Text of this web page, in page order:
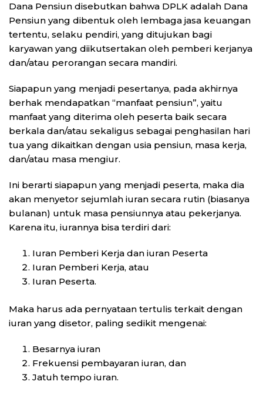
Dana Pensiun disebutkan bahwa DPLK adalah Dana
Pensiun yang dibentuk oleh lembaga jasa keuangan
tertentu, selaku pendiri, yang ditujukan bagi
karyawan yang diikutsertakan oleh pemberi kerjanya
dan/atau perorangan secara mandiri.
Siapapun yang menjadi pesertanya, pada akhirnya
berhak mendapatkan “manfaat pensiun”, yaitu
manfaat yang diterima oleh peserta baik secara
berkala dan/atau sekaligus sebagai penghasilan hari
tua yang dikaitkan dengan usia pensiun, masa kerja,
dan/atau masa mengiur.
Ini berarti siapapun yang menjadi peserta, maka dia
akan menyetor sejumlah iuran secara rutin (biasanya
bulanan) untuk masa pensiunnya atau pekerjanya.
Karena itu, iurannya bisa terdiri dari:
Iuran Pemberi Kerja dan iuran Peserta
Iuran Pemberi Kerja, atau
Iuran Peserta.
Maka harus ada pernyataan tertulis terkait dengan
iuran yang disetor, paling sedikit mengenai:
Besarnya iuran
Frekuensi pembayaran iuran, dan
Jatuh tempo iuran.